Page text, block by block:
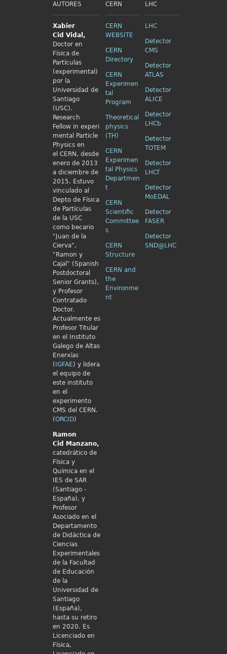
AUTORES
Xabier
Cid Vidal,
Doctor en
Física de
Partículas
(experimental)
por la
Universidad de
Santiago
(USC).
Research
Fellow in experi
mental Particle
Physics en
el CERN, desde
enero de 2013
a diciembre de
2015. Estuvo
vinculado al
Depto de Física
de Partículas
de la USC
como becario
"Juan de la
Cierva",
"Ramon y
Cajal" (Spanish
Postdoctoral
Senior Grants),
y Profesor
Contratado
Doctor.
Actualmente es
Profesor Titular
en el Instituto
Galego de Altas
Enerxías
( IGFAE) y lidera
el equipo de
este instituto
en el
experimento
CMS del CERN.
(ORCID)
Ramon
Cid
Manzano,
catedrático de
Fïsica y
Química en el
IES de SAR
(Santiago -
España), y
Profesor
Asociado en el
Departamento
de Didáctica de
Ciencias
Experimentales
de la Facultad
de Educación
de la
Universidad de
Santiago
(España),
hasta su retiro
en 2020. Es
Licenciado en
Física,
CERN
CERN
WEBSITE
CERN
Directory
CERN
Experimen
tal
Program
Theoretical
physics
(TH)
CERN
Experimen
tal Physics
Departmen
t
CERN
Scientific
Committee
s
CERN
Structure
CERN and
the
Environme
nt
LHC
LHC
Detector
CMS
Detector
ATLAS
Detector
ALICE
Detector
LHCb
Detector
TOTEM
Detector
LHCf
Detector
MoEDAL
Detector
FASER
Detector
SND@LHC